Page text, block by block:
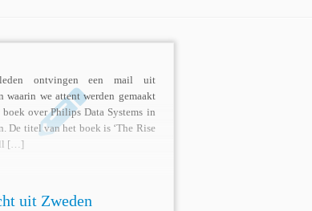
ontvingen een mail uit
waarin we attent werden gemaakt
boek over Philips Data Systems in
De titel van het boek is ‘The Rise
[…]
uit Zweden